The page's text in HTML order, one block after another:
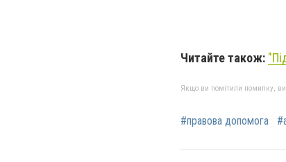
Читайте також: "
Якщо ви помітили помилку,
#правова допомога